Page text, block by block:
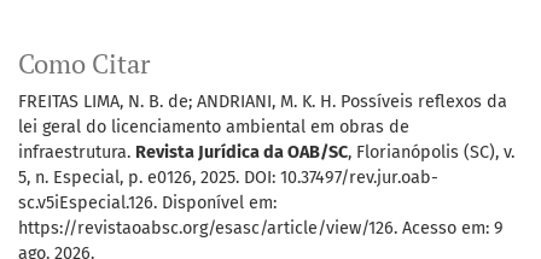
Como Citar
FREITAS LIMA, N. B. de; ANDRIANI, M. K. H. Possíveis reflexos da
lei geral do licenciamento ambiental em obras de
infraestrutura. Revista Jurídica da OAB/SC, Florianópolis (SC), v.
5, n. Especial, p. e0126, 2025. DOI: 10.37497/rev.jur.oab-
sc.v5iEspecial.126. Disponível em:
https://revistaoabsc.org/esasc/article/view/126. Acesso em: 9
ago. 2026.